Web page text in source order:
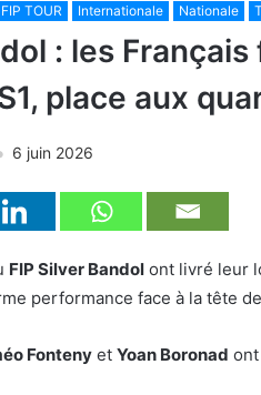
FIP TOUR Internationale Nationale
: les
place aux
6 juin 2026
FIP Silver Bandol ont livré leur
performance face à la tête
Fonteny et Yoan Boronad